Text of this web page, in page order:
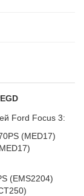
Ford Focus 3:
(MED17)
(EMS2204)